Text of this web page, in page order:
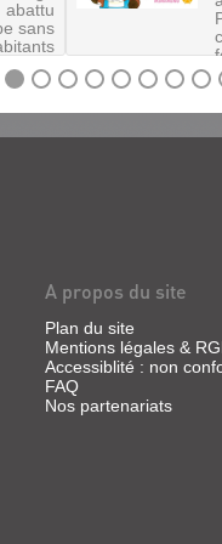
sans
et
A propos du site
Plan du site
Mentions légales &
Accessiblité : non
FAQ
Nos partenariats